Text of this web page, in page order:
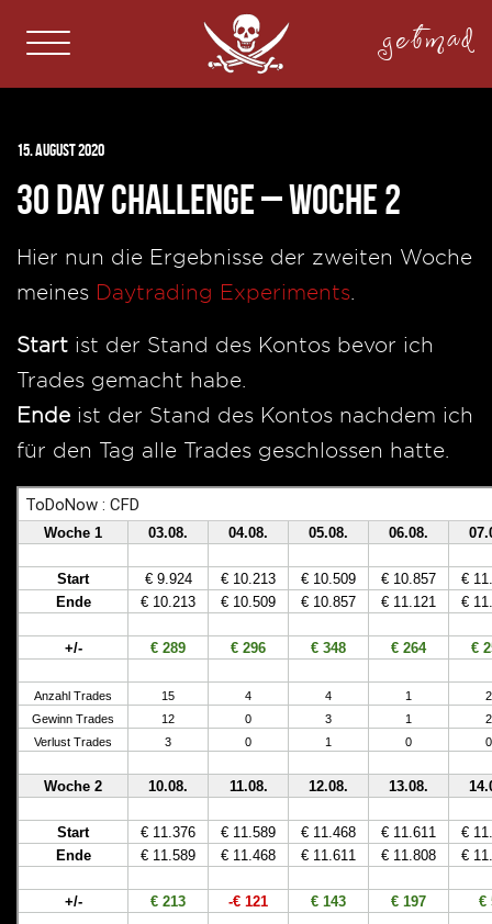
getmad
15. August 2020
30 Day Challenge – Woche 2
Hier nun die Ergebnisse der zweiten Woche
meines Daytrading Experiments
Start ist der Stand des Kontos bevor ich
Trades gemacht habe.
Ende ist der Stand des Kontos nachdem ich
für den Tag alle Trades geschlossen hatte.